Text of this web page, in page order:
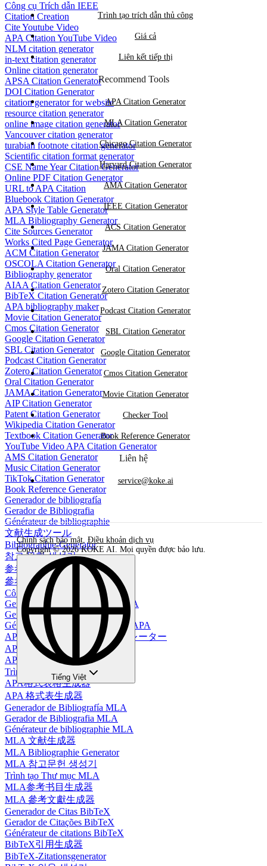
Công cụ Trích dẫn IEEE
Citation Creation
Cite Youtube Video
APA Citation YouTube Video
NLM citation generator
in-text citation generator
Online citation generator
APSA Citation Generator
DOI Citation Generator
citation generator for website
resource citation generator
online image citation generator
Vancouver citation generator
turabian footnote citation generator
Scientific citation format generator
CSE Name Year Citation Generator
Online PDF Citation Generator
URL to APA Citation
Bluebook Citation Generator
APA Style Table Generator
MLA Bibliography Generator
Cite Sources Generator
Works Cited Page Generator
ACM Citation Generator
OSCOLA Citation Generator
Bibliography generator
AIAA Citation Generator
BibTeX Citation Generator
APA bibliography maker
Movie Citation Generator
Cmos Citation Generator
Google Citation Generator
SBL Citation Generator
Podcast Citation Generator
Zotero Citation Generator
Oral Citation Generator
JAMA Citation Generator
AIP Citation Generator
Patent Citation Generator
Wikipedia Citation Generator
Textbook Citation Generator
YouTube Video APA Citation Generator
AMS Citation Generator
Music Citation Generator
TikTok Citation Generator
Book Reference Generator
Generador de bibliografía
Gerador de Bibliografia
Générateur de bibliographie
文献生成ツール
Bibliographie-Generator
참고 문헌 생성기
参考文献生成器
參考書目生成器
Công cụ tạo danh mục tài liệu
Generador de Tablas en Estilo APA
Gerador de Tabelas no Estilo APA
Générateur de tableaux au format APA
APAスタイルテーブルジェネレーター
APA-Tabellengenerator
APA 스타일 테이블 생성기
Trình Tạo Bảng Định Dạng APA
APA格式表格生成器
APA 格式表生成器
Generador de Bibliografía MLA
Gerador de Bibliografia MLA
Générateur de bibliographie MLA
MLA 文献生成器
MLA Bibliographie Generator
MLA 참고문헌 생성기
Trình tạo Thư mục MLA
MLA参考书目生成器
MLA 參考文獻生成器
Generador de Citas BibTeX
Gerador de Citações BibTeX
Générateur de citations BibTeX
BibTeX引用生成器
BibTeX-Zitationsgenerator
Trình tạo trích dẫn thủ công
Giá cả
Liên kết tiếp thị
Recommend Tools
APA Citation Generator
MLA Citation Generator
Chicago Citation Generator
Harvard Citation Generator
AMA Citation Generator
IEEE Citation Generator
ACS Citation Generator
JAMA Citation Generator
Oral Citation Generator
Zotero Citation Generator
Podcast Citation Generator
SBL Citation Generator
Google Citation Generator
Cmos Citation Generator
Movie Citation Generator
Checker Tool
Book Reference Generator
Liên hệ
service@koke.ai
Chính sách bảo mật,Điều khoản dịch vụ
Copyright © 2026 KOKE AI. Mọi quyền được bảo lưu.
Tiếng Việt